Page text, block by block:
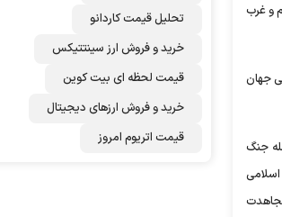
و غرب
جهان
جنگ
تحلیل قیمت کاردانو
خرید و فروش ارز سینتتیکس
قیمت لحظه ای بیت کوین
خرید و فروش ارزهای دیجیتال
قیمت اتریوم امروز